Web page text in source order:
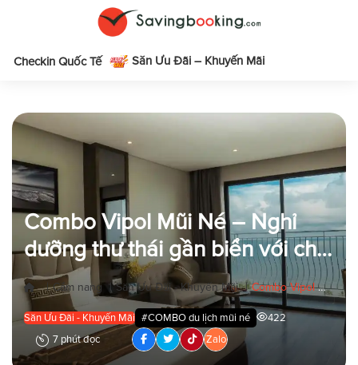
Checkin Quốc Tế Săn Ưu Đãi – Khuyến Mãi
Combo Vipol Mũi Né – Nghỉ
dưỡng thư thái gần biển với chi
phí cực yêu
| Cẩm nang | Săn Ưu Đãi - Khuyến Mãi | Combo Vipol Mũi Né – Nghỉ dưỡng thư thái gần biển với chi phí cực yêu
Săn Ưu Đãi - Khuyến Mãi #COMBO du lịch mũi né
422
7 phút đọc
Zalo